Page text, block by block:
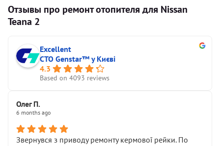
Отзывы про ремонт отопителя для Nissan
Teana 2
Excellent
СТО Genstar™ у Києві
4.3
Based on 4093 reviews
Олег П.
6 months ago
Звернувся з приводу ремонту кермової рейки. По